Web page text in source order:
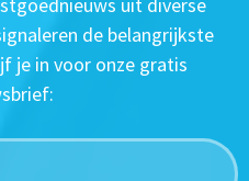
uit diverse
de belangrijkste
je in voor onze gratis